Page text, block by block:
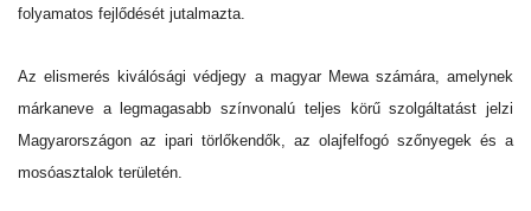
folyamatos fejlődését jutalmazta.
Az elismerés kiválósági védjegy a magyar Mewa számára, amelynek
márkaneve a legmagasabb színvonalú teljes körű szolgáltatást jelzi
Magyarországon az ipari törlőkendők, az olajfelfogó szőnyegek és a
mosóasztalok területén.